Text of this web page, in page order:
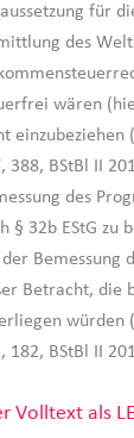
für
des
wären
einzubeziehen
388, BStBl II
des
§ 32b EStG zu
Bemessung
Betracht, die
würden
182, BStBl II
Volltext als